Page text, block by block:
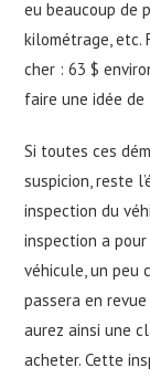
eu beaucoup de
kilométrage, etc.
cher : 63 $
faire une idée
Si toutes ces
suspicion, reste
inspection du
inspection a
véhicule, un peu
passera en
aurez ainsi une
acheter. Cette